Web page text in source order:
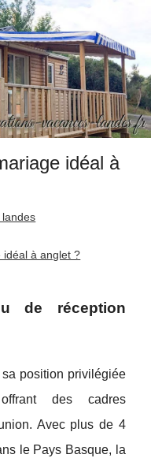
idéal à
landes
idéal à anglet ?
de réception
position privilégiée
des cadres
Avec plus de 4
le Pays Basque, la